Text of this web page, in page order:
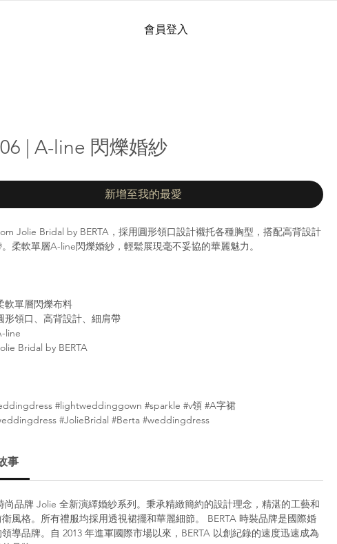
會員登入
| A-line 閃爍婚紗
新增至我的最愛
Jolie Bridal by BERTA，採用圓形領口設計襯托各種胸型，搭配高背設計
柔軟單層A-line閃爍婚紗，輕鬆展現毫不妥協的華麗魅力。
軟單層閃爍布料
形領口、高背設計、細肩帶
line
Bridal by BERTA
#lightweddinggown #sparkle #v領 #A字裙
#JolieBridal #Berta #weddingdress
事
尚品牌 Jolie 全新演繹婚紗系列。秉承精緻簡約的設計理念，精湛的工藝和
風格。所有禮服均採用透視裙擺和華麗細節。 BERTA 時裝品牌是國際婚
導品牌。自 2013 年進軍國際市場以來，BERTA 以創紀錄的速度迅速成為